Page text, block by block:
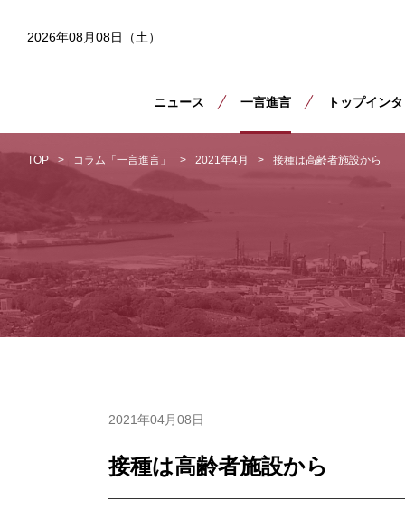
2026年08月08日（土）
ニュース 一言進言 トップイン
TOP コラム「一言進言」 2021年4月 接種は高齢者施設から
2021年04月08日
接種は高齢者施設から